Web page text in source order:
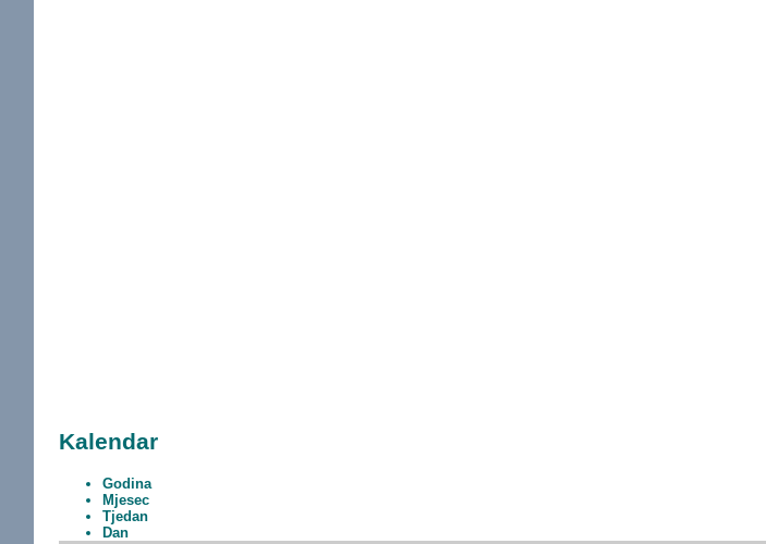
Kalendar
Godina
Mjesec
Tjedan
Dan